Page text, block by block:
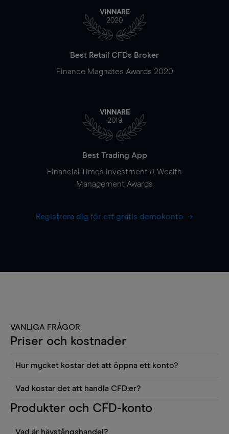
VINNARE
2020
Best Retail CFDs Broker
Finance Magnates Awards 2020
VINNARE
2019
Best Trading App
Financial Times Investment & Wealth
Management Awards
Registrera dig för ett gratis demokonto
VANLIGA FRÅGOR
Priser och kostnader
Hur mycket kostar det att öppna ett konto?
använda sådana verktyg som diagram, Reuters
aktierapporter utan kostnad.
Vad kostar det att handla CFD:er?
Det är en rad kostnader att tänka på när man
innehavskostnader (för positioner som hålls öppna
Produkter och CFD-konto
Vad är hävstångshandel?